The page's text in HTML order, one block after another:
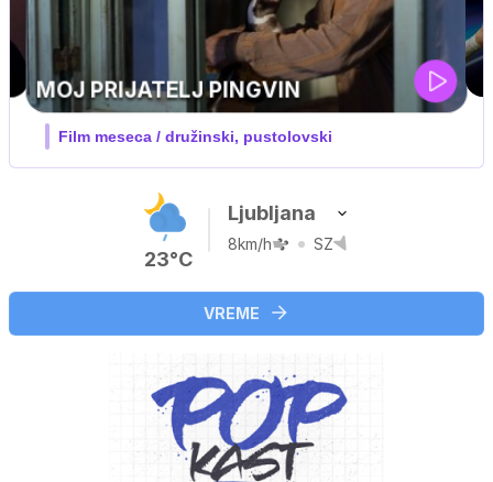
UEFA SUPERPOKAL
V živo na VOYO: sreda ob 20.30
23°C
Ljubljana
8km/h SZ
VREME